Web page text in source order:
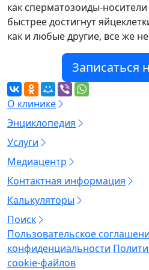
как сперматозоиды-
быстрее достигнут
как и любые другие, все же
Записаться
О клинике
Энциклопедия
Услуги
Медиацентр
Контактная информация
Калькуляторы
Поиск
Пользовательское
конфиденциальности
cookie-файлов